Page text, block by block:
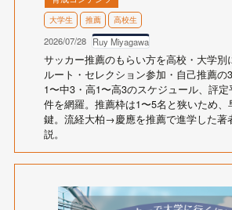
大学生 推薦 高校生
2026/07/28 Ruy Miyagawa
サッカー推薦のもらい方を高校・大学別
ルート・セレクション参加・自己推薦の
1〜中3・高1〜高3のスケジュール、評
件を網羅。推薦枠は1〜5名と狭いため、
鍵。流経大柏→慶應を推薦で進学した著
説。